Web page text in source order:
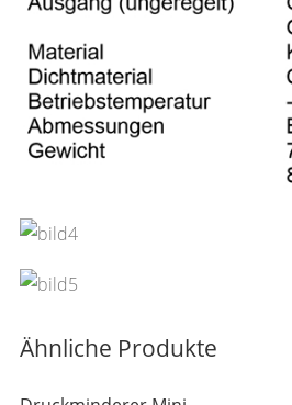
Ähnliche Produkte